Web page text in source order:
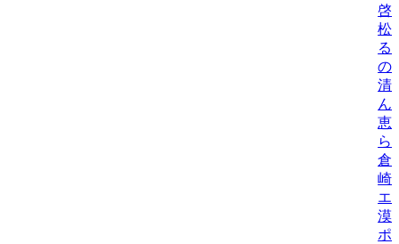
啓
松
る
の
清
ん
恵
ら
倉
崎
エ
漠/
ポ